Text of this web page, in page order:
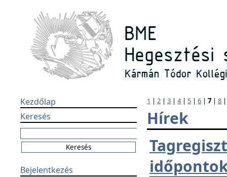
Kezdőlap
Keresés
Bejelentkezés
1 | 2 | 3 | 4| 5 | 6 | 7 | 8
Hírek